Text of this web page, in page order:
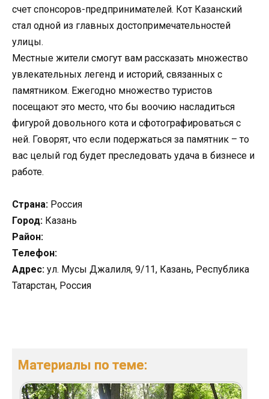
счет спонсоров-предпринимателей. Кот Казанский
стал одной из главных достопримечательностей
улицы.
Местные жители смогут вам рассказать множество
увлекательных легенд и историй, связанных с
памятником. Ежегодно множество туристов
посещают это место, что бы воочию насладиться
фигурой довольного кота и сфотографироваться с
ней. Говорят, что если подержаться за памятник – то
вас целый год будет преследовать удача в бизнесе и
работе.
Страна: Россия
Город: Казань
Район:
Телефон:
Адрес: ул. Мусы Джалиля, 9/11, Казань, Республика
Татарстан, Россия
Материалы по теме: